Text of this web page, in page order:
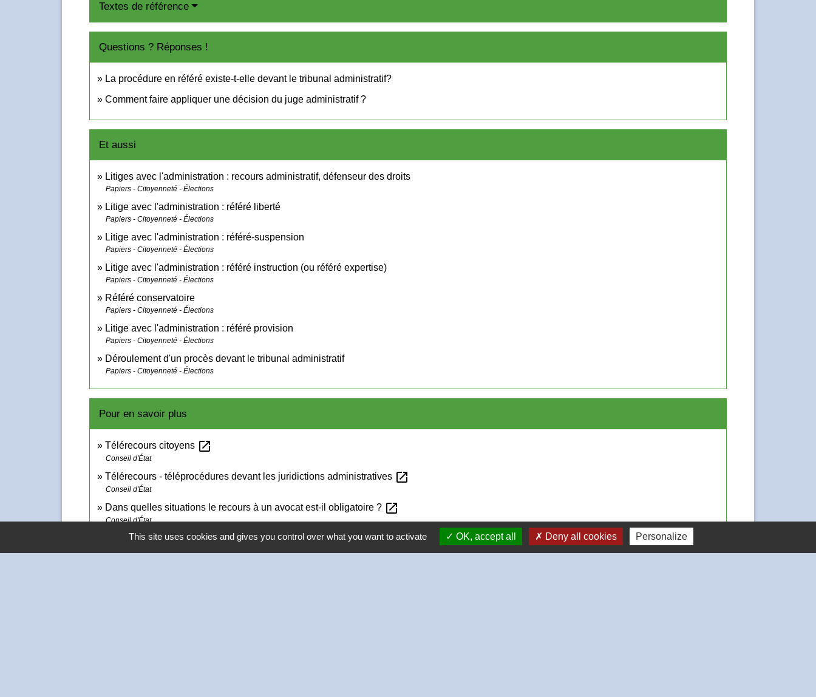
Textes de référence
Questions ? Réponses !
La procédure en référé existe-t-elle devant le tribunal administratif?
Comment faire appliquer une décision du juge administratif ?
Et aussi
Litiges avec l'administration : recours administratif, défenseur des droits
Papiers - Citoyenneté - Élections
Litige avec l'administration : référé liberté
Papiers - Citoyenneté - Élections
Litige avec l'administration : référé-suspension
Papiers - Citoyenneté - Élections
Litige avec l'administration : référé instruction (ou référé expertise)
Papiers - Citoyenneté - Élections
Référé conservatoire
Papiers - Citoyenneté - Élections
Litige avec l'administration : référé provision
Papiers - Citoyenneté - Élections
Déroulement d'un procès devant le tribunal administratif
Papiers - Citoyenneté - Élections
Pour en savoir plus
Télérecours citoyens open_in_new
Conseil d'État
Télérecours - téléprocédures devant les juridictions administratives open_in_new
Conseil d'État
Dans quelles situations le recours à un avocat est-il obligatoire ? open_in_new
Conseil d'État
Signaler une erreur sur cette page
This site uses cookies and gives you control over what you want to activate OK, accept all Deny all cookies Personalize